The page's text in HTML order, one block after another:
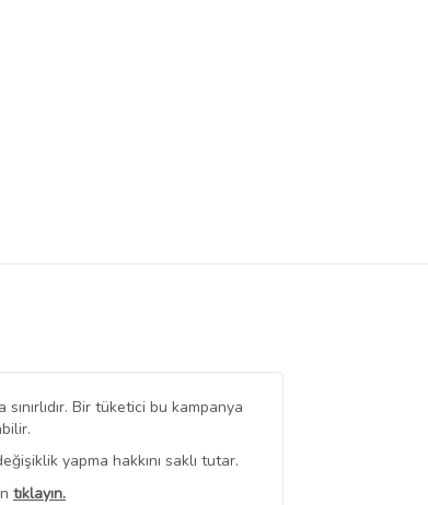
Bir tüketici bu kampanya
yapma hakkını saklı tutar.
tıklayın.